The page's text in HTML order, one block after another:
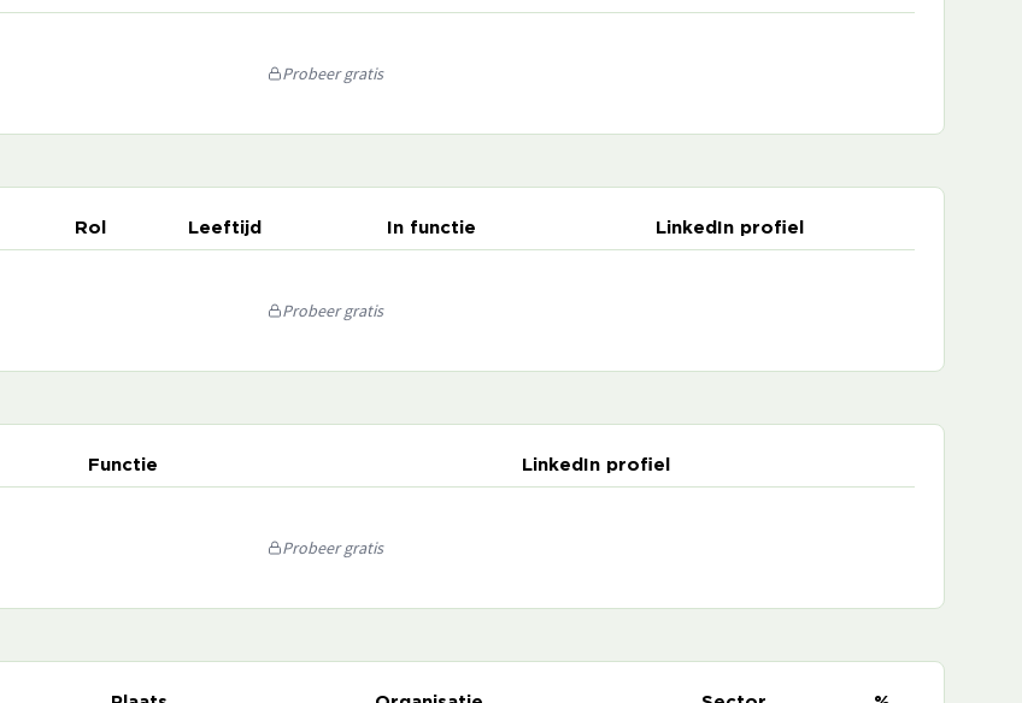
Probeer gratis
Rol Leeftijd In functie LinkedIn profiel
Probeer gratis
Functie LinkedIn profiel
Probeer gratis